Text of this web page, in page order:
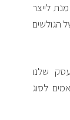
לייצר
הגולשים
שלנו
לסוג